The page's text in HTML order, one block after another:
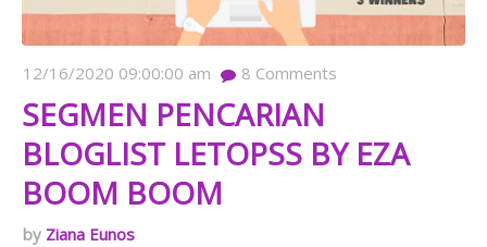
12/16/2020 09:00:00 am 8 Comments
SEGMEN PENCARIAN
BLOGLIST LETOPSS BY EZA
BOOM BOOM
Ziana Eunos